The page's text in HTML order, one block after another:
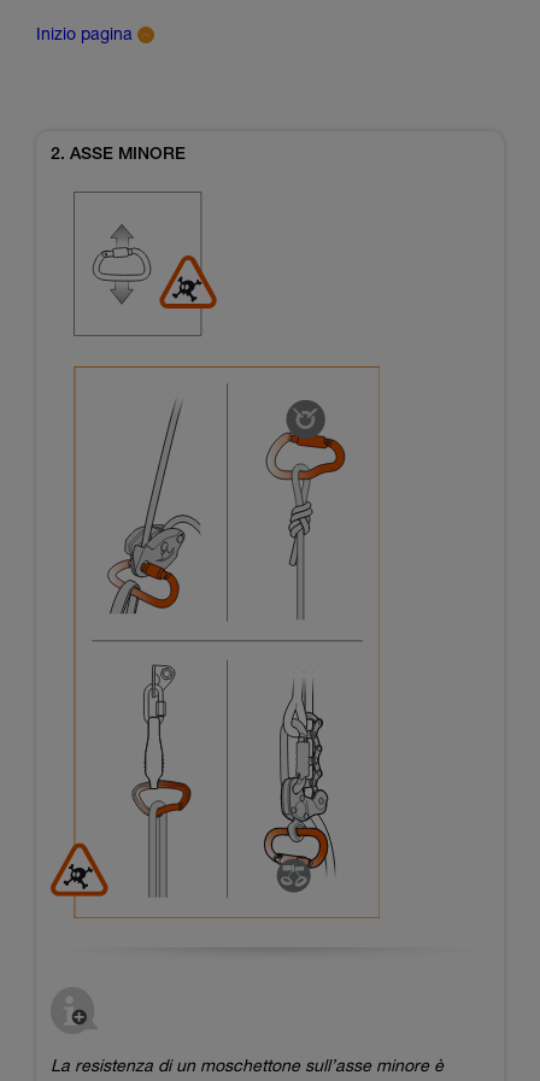
Inizio pagina
2. ASSE MINORE
La resistenza di un moschettone sull’asse minore è